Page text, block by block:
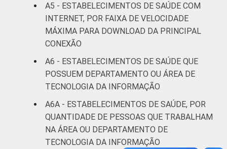
Fonte: Núcleo de Informação e Coordenação
do Ponto BR. (2024). Pesquisa sobre o uso
das tecnologias de informação e
comunicação nos estabelecimentos de
saúde brasileiros: TIC Saúde 2024 [Tabelas].
A5 - ESTABELECIMENTOS DE SAÚDE COM
INTERNET, POR FAIXA DE VELOCIDADE
MÁXIMA PARA DOWNLOAD DA PRINCIPAL
CONEXÃO
A6 - ESTABELECIMENTOS DE SAÚDE QUE
POSSUEM DEPARTAMENTO OU ÁREA DE
TECNOLOGIA DA INFORMAÇÃO
A6A - ESTABELECIMENTOS DE SAÚDE, POR
QUANTIDADE DE PESSOAS QUE TRABALHAM
NA ÁREA OU DEPARTAMENTO DE
TECNOLOGIA DA INFORMAÇÃO